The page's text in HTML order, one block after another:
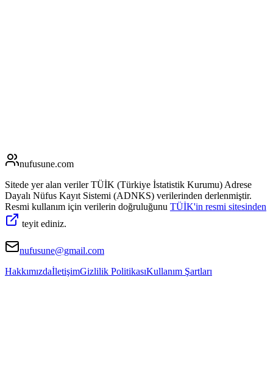
nufusune.com
Sitede yer alan veriler TÜİK (Türkiye İstatistik Kurumu) Adrese
Dayalı Nüfus Kayıt Sistemi (ADNKS) verilerinden derlenmiştir.
Resmi kullanım için verilerin doğruluğunu TÜİK'in resmi sitesinden
teyit ediniz.
nufusune@gmail.com
HakkımızdaİletişimGizlilik PolitikasıKullanım Şartları